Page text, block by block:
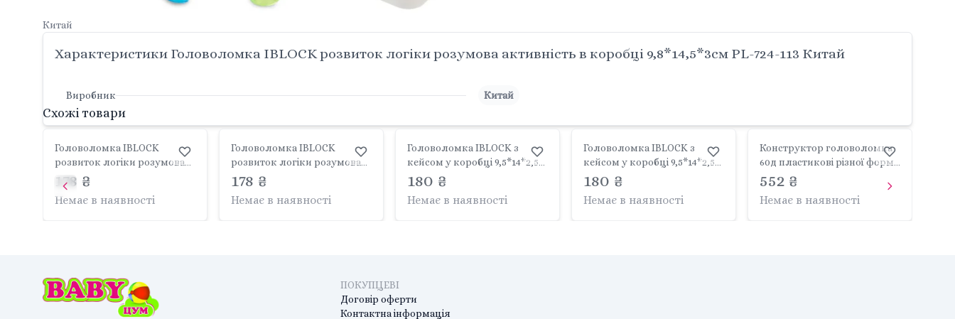
Китай
Характеристики Головоломка IBLOCK розвиток логіки розумова активність в коробці 9,8*14,5*3см PL-724-113 Китай
Виробник Китай
Схожі товари
Головоломка IBLOCK
розвиток логіки розумова
активність в коробці
9,8*14,5*3см PL-724-115 Китай
178 ₴
Немає в наявності
Головоломка IBLOCK
розвиток логіки розумова
активність короб.
9,8*14,5*3см PL-724-110 Китай
178 ₴
Немає в наявності
Головоломка IBLOCK з
кейсом у коробці 9,5*14*2,5
см PL-724-111 IBLOCK
180 ₴
Немає в наявності
Головоломка IBLOCK з
кейсом у коробці 9,5*14*2,5
см PL-724-114 IBLOCK
180 ₴
Немає в наявності
Конструктор головоломка
60д пластикові різної форми
у коробці 18,5*8*24,5 см PL-
921-313 IBLOCK
552 ₴
Немає в наявності
ПОКУПЦЕВІ
Договір оферти
Контактна інформація